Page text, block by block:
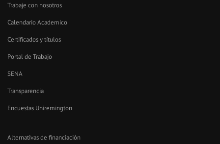
Trabaje con nosotros
Calendario Academico
Certificados y títulos
Portal de Trabajo
SENA
Transparencia
Encuestas Uniremington
Alternativas de financiación